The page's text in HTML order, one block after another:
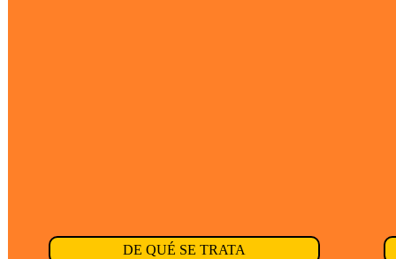
DE QUÉ SE TRATA